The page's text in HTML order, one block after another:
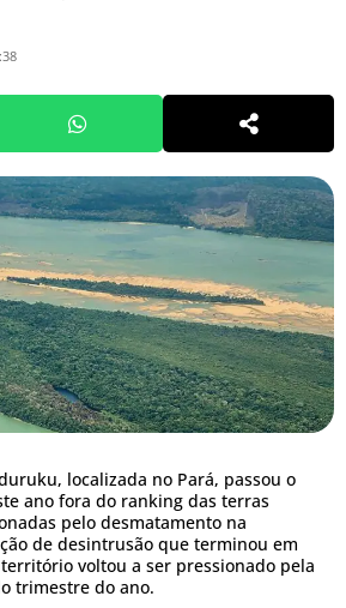
localizada no Pará, passou o
ano fora do ranking das terras
pelo desmatamento na
de desintrusão que terminou em
voltou a ser pressionado pela
trimestre do ano.